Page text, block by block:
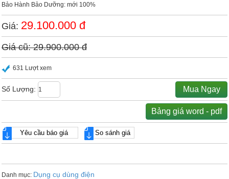
Bảo Hành Bảo Dưỡng: mới 100%
Giá: 29.100.000 đ
Giá cũ: 29.900.000 đ
631 Lượt xem
Số Lượng: Mua Ngay
Bảng giá word - pdf
Yêu cầu báo giá So sánh giá
Danh mục: Dụng cụ dùng điện